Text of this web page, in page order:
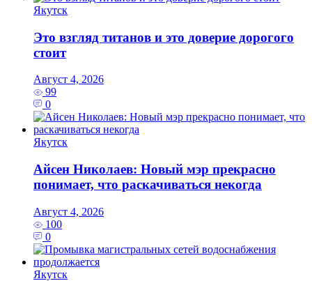
Якутск
Это взгляд титанов и это доверие дорогого
стоит
Август 4, 2026
99
0
Якутск
Айсен Николаев: Новый мэр прекрасно
понимает, что раскачиваться некогда
Август 4, 2026
100
0
Якутск